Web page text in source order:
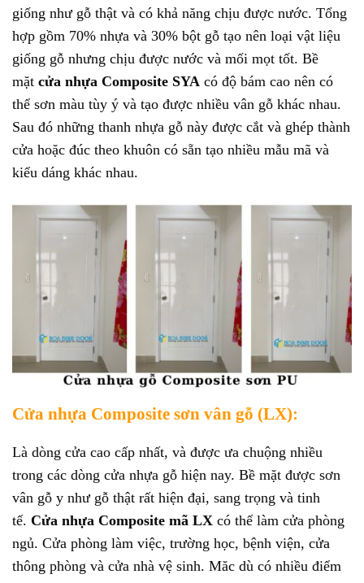
giống như gỗ thật và có khả năng chịu được nước. Tổng
hợp gồm 70% nhựa và 30% bột gỗ tạo nên loại vật liệu
giống gỗ nhưng chịu được nước và mối mọt tốt. Bề
mặt cửa nhựa Composite SYA có độ bám cao nên có
thể sơn màu tùy ý và tạo được nhiều vân gỗ khác nhau.
Sau đó những thanh nhựa gỗ này được cắt và ghép thành
cửa hoặc đúc theo khuôn có sẵn tạo nhiều mẫu mã và
kiểu dáng khác nhau.
Cửa nhựa Composite sơn vân gỗ (LX):
Là dòng cửa cao cấp nhất, và được ưa chuộng nhiều
trong các dòng cửa nhựa gỗ hiện nay. Bề mặt được sơn
vân gỗ y như gỗ thật rất hiện đại, sang trọng và tinh
tế. Cửa nhựa Composite mã LX có thể làm cửa phòng
ngủ. Cửa phòng làm việc, trường học, bệnh viện, cửa
thông phòng và cửa nhà vệ sinh. Măc dù có nhiều điểm